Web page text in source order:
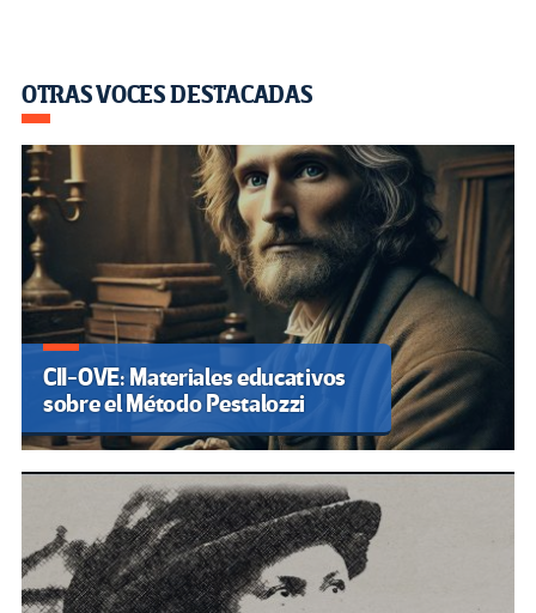
OTRAS VOCES DESTACADAS
CII-OVE: Materiales educativos
sobre el Método Pestalozzi